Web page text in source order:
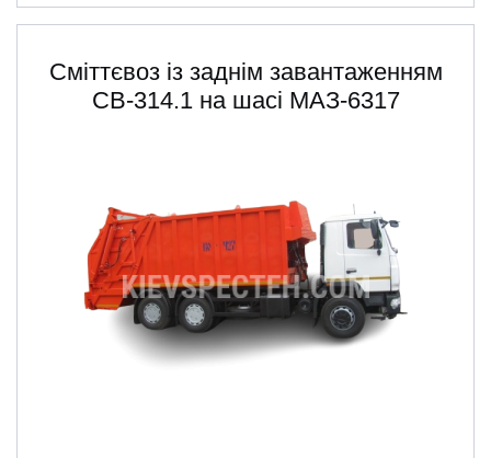
Сміттєвоз із заднім завантаженням
СВ-314.1 на шасі МАЗ-6317